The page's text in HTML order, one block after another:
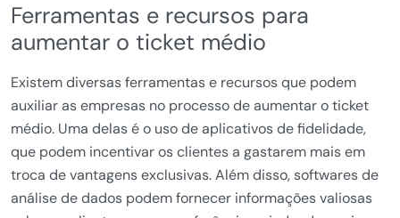
Ferramentas e recursos para
aumentar o ticket médio
Existem diversas ferramentas e recursos que podem
auxiliar as empresas no processo de aumentar o ticket
médio. Uma delas é o uso de aplicativos de fidelidade,
que podem incentivar os clientes a gastarem mais em
troca de vantagens exclusivas. Além disso, softwares de
análise de dados podem fornecer informações valiosas